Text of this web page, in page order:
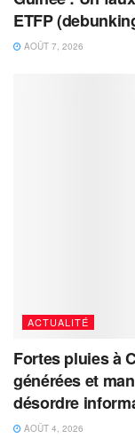
ETFP
AOÛT 7, 2026
ACTUALITÉ
Fortes pluies à
générées et
désordre
AOÛT 4, 2026